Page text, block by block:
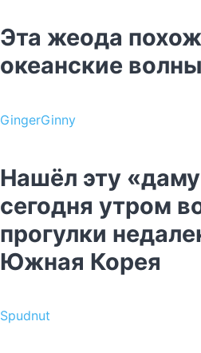
Эта жеода
океанские
GingerGinny
Нашёл эту
сегодня утром
прогулки
Южная Корея
Spudnut